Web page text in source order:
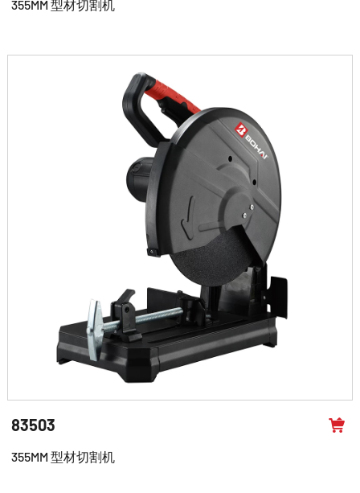
355MM 型材切割机
83503
355MM 型材切割机